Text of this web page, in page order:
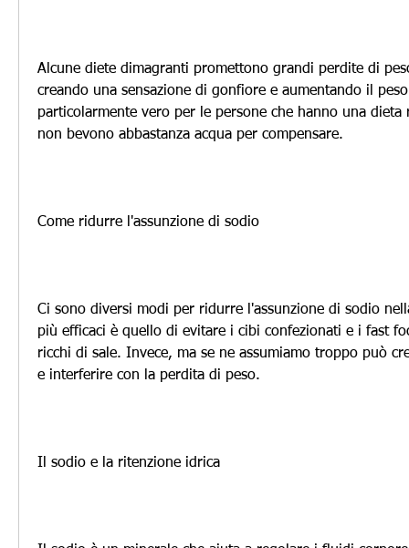
Alcune diete dimagranti promettono grandi perdite di
creando una sensazione di gonfiore e aumentando il
particolarmente vero per le persone che hanno una dieta
non bevono abbastanza acqua per compensare.
Come ridurre l'assunzione di sodio
Ci sono diversi modi per ridurre l'assunzione di sodio
più efficaci è quello di evitare i cibi confezionati e i fast
ricchi di sale. Invece, ma se ne assumiamo troppo può
e interferire con la perdita di peso.
Il sodio e la ritenzione idrica